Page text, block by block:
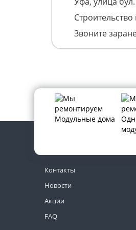
Звоните
Контакты
Новости
Акции
FAQ